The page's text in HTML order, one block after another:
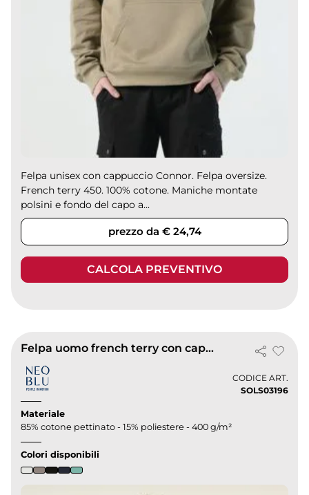
Felpa unisex con cappuccio Connor. Felpa oversize.
French terry 450. 100% cotone. Maniche montate
polsini e fondo del capo a...
prezzo da € 24,74
CALCOLA PREVENTIVO
Felpa uomo french terry con cappuccio Nicholas
CODICE ART.
SOLS03196
Materiale
85% cotone pettinato - 15% poliestere - 400 g/m²
Colori disponibili